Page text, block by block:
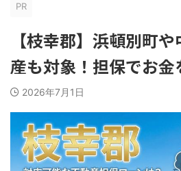
PR
【枝幸郡】浜頓別町
産も対象！担保でお
2026年7月1日